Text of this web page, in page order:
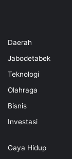
Daerah
Jabodetabek
Teknologi
Olahraga
Bisnis
Investasi
Gaya Hidup